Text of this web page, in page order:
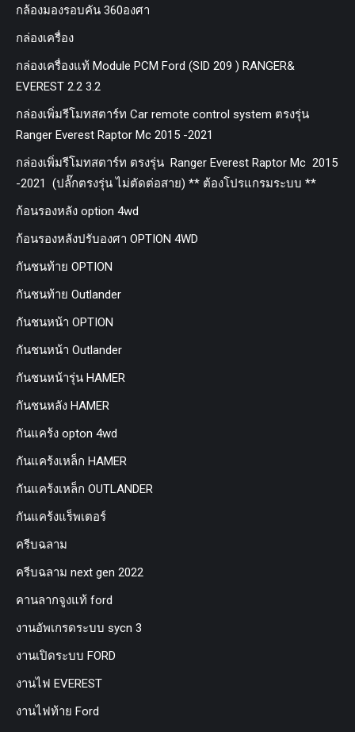
กล้องมองรอบคัน 360องศา
กล่องเครื่อง
กล่องเครื่องแท้ Module PCM Ford (SID 209 ) RANGER&
EVEREST 2.2 3.2
กล่องเพิ่มรีโมทสตาร์ท Car remote control system ตรงรุ่น
Ranger Everest Raptor Mc 2015 -2021
กล่องเพิ่มรีโมทสตาร์ท ตรงรุ่น Ranger Everest Raptor Mc 2015
-2021 (ปลั๊กตรงรุ่น ไม่ตัดต่อสาย) ** ต้องโปรแกรมระบบ **
ก้อนรองหลัง option 4wd
ก้อนรองหลังปรับองศา OPTION 4WD
กันชนท้าย OPTION
กันชนท้าย Outlander
กันชนหน้า OPTION
กันชนหน้า Outlander
กันชนหน้ารุ่น HAMER
กันชนหลัง HAMER
กันแคร้ง opton 4wd
กันแคร้งเหล็ก HAMER
กันแคร้งเหล็ก OUTLANDER
กันแคร้งแร็พเตอร์
ครีบฉลาม
ครีบฉลาม next gen 2022
คานลากจูงแท้ ford
งานอัพเกรดระบบ sycn 3
งานเปิดระบบ FORD
งานไฟ EVEREST
งานไฟท้าย Ford